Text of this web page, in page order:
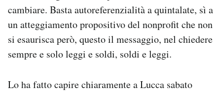
cambiare. Basta autoreferenzialità a quintalate, sì a
un atteggiamento propositivo del nonprofit che non
si esaurisca però, questo il messaggio, nel chiedere
sempre e solo leggi e soldi, soldi e leggi.
Lo ha fatto capire chiaramente a Lucca sabato